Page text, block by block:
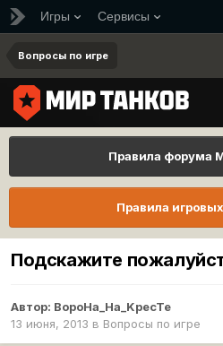
Игры Сервисы
Вопросы по игре
Правила форума
Правила
Подскажите
Автор: BopoHa_Ha_KpecTe
13 июня, 2013 в Вопросы по игре